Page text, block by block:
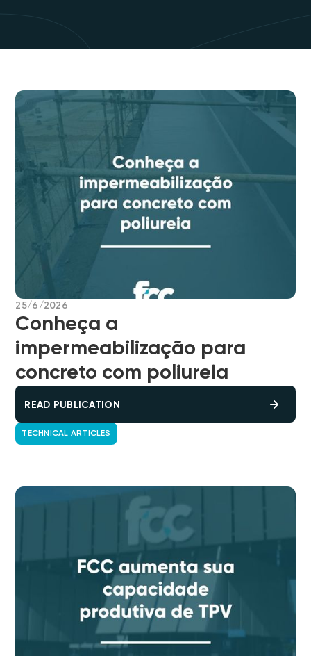
25/6/2026
Conheça a
impermeabilização para
concreto com poliureia
READ PUBLICATION
TECHNICAL ARTICLES